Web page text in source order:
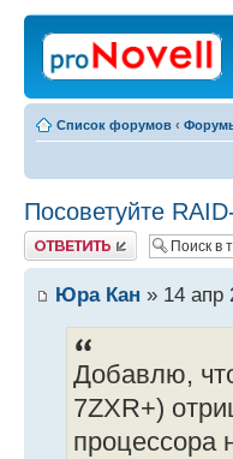
Список форумов ‹
Посоветуйте
Ответить
Юра Кан » 14 апр
Добавлю,
7ZXR+)
процессора